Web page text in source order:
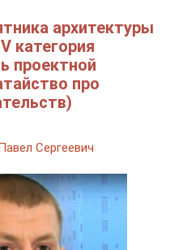
архитектуры
категория
проектной
про
Сергеевич